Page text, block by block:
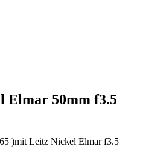
Elmar 50mm f3.5
)mit Leitz Nickel Elmar f3.5